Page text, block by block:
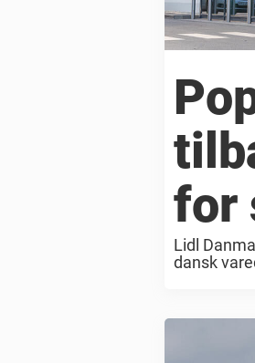
for
Lidl
dansk